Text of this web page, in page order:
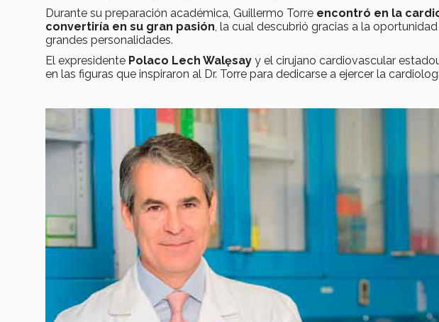
Durante su preparación académica, Guillermo Torre encontró en la
convertiría en su gran pasión , la cual descubrió gracias a la
grandes personalidades.
El expresidente Polaco Lech Walęsay y el cirujano cardiovascular
en las figuras que inspiraron al Dr. Torre para dedicarse a ejercer la